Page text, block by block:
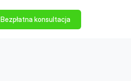
Bezpłatna konsultacja